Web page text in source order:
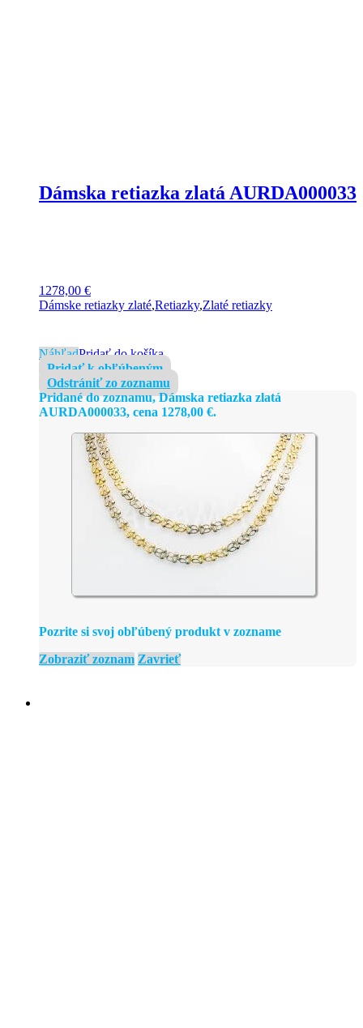
Dámska retiazka zlatá AURDA000033
1278,00 €
Dámske retiazky zlaté,Retiazky,Zlaté retiazky
NáhľadPridať do košíka
Pridať k obľúbeným
Odstrániť zo zoznamu
Pridané do zoznamu, Dámska retiazka zlatá
AURDA000033, cena 1278,00 €.
Pozrite si svoj obľúbený produkt v zozname
Zobraziť zoznam Zavrieť